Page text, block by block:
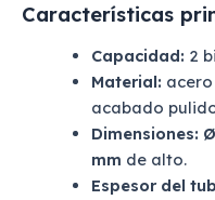
Características
Capacidad: 2
Material:
acabado
Dimensiones:
mm de alto.
Espesor del